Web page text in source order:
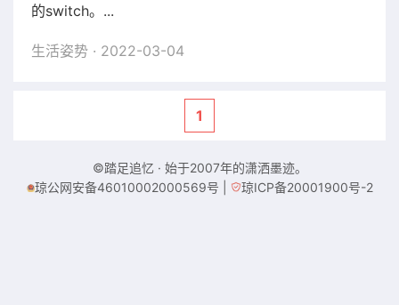
的switch。...
生活姿势 · 2022-03-04
1
©踏足追忆 · 始于2007年的潇洒墨迹。
琼公网安备46010002000569号
琼ICP备20001900号-2